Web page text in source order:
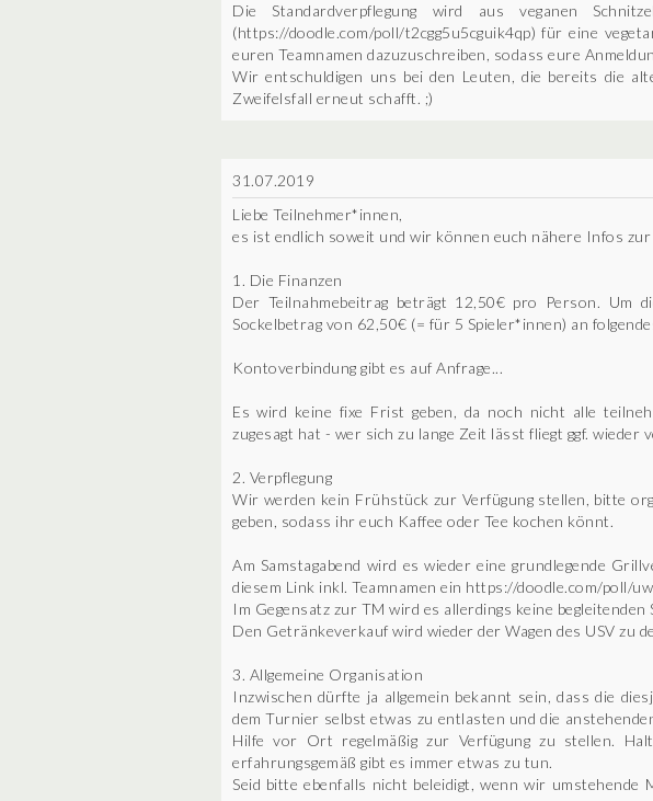
Die Standardverpflegung wird aus veganen
(https://doodle.com/poll/t2cgg5u5cguik4qp) für eine
euren Teamnamen dazuzuschreiben, sodass eure
Wir entschuldigen uns bei den Leuten, die bereits die
Zweifelsfall erneut schafft. ;)
31.07.2019
Liebe Teilnehmer*innen,
es ist endlich soweit und wir können euch nähere Infos
1. Die Finanzen
Der Teilnahmebeitrag beträgt 12,50€ pro Person. Um
Sockelbetrag von 62,50€ (= für 5 Spieler*innen) an
Kontoverbindung gibt es auf Anfrage...
Es wird keine fixe Frist geben, da noch nicht alle
zugesagt hat - wer sich zu lange Zeit lässt fliegt ggf. wieder
2. Verpflegung
Wir werden kein Frühstück zur Verfügung stellen, bitte
geben, sodass ihr euch Kaffee oder Tee kochen könnt.
Am Samstagabend wird es wieder eine grundlegende
diesem Link inkl. Teamnamen ein https://doodle.com/poll/
Im Gegensatz zur TM wird es allerdings keine
Den Getränkeverkauf wird wieder der Wagen des USV zu
3. Allgemeine Organisation
Inzwischen dürfte ja allgemein bekannt sein, dass die
dem Turnier selbst etwas zu entlasten und die
Hilfe vor Ort regelmäßig zur Verfügung zu stellen.
erfahrungsgemäß gibt es immer etwas zu tun.
Seid bitte ebenfalls nicht beleidigt, wenn wir